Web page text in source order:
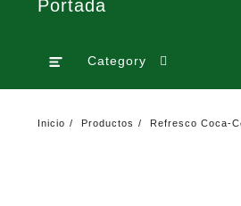
Category
Inicio Productos Refresco Coca-